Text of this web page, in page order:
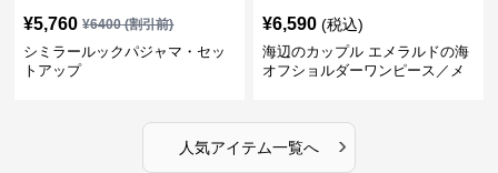
¥5,760 ¥6400(割引前)
シミラールックパジャマ・セッ
トアップ
¥6,590 (税込)
海辺のカップル エメラルドの海
オフショルダーワンピース／メ
人気アイテム一覧へ ›